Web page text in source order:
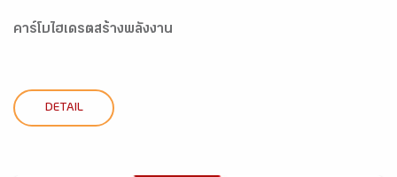
คาร์โบไฮเดรตสร้างพลังงาน
DETAIL